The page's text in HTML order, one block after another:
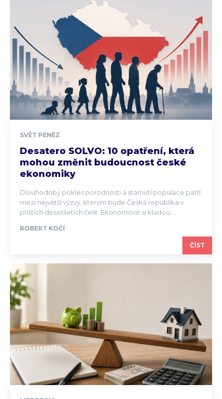
SVĚT PENĚZ
Desatero SOLVO: 10 opatření, která
mohou změnit budoucnost české
ekonomiky
Dlouhodobý pokles porodnosti a stárnutí populace patří
mezi největší výzvy, kterým bude Česká republika v
příštích desetiletích čelit. Ekonomové si kladou...
ROBERT KOČÍ
ČÍST